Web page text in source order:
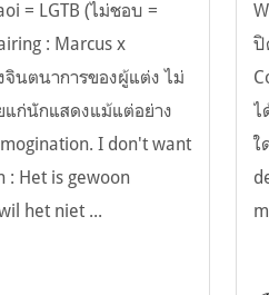
= LGTB (ไม่ชอบ =
: Marcus x
จินตนาการของผู้แต่ง ไม่
แก่นักแสดงแม้แต่อย่าง
I don't want
: Het is gewoon
het niet ...
ปิ
ไ
ใ